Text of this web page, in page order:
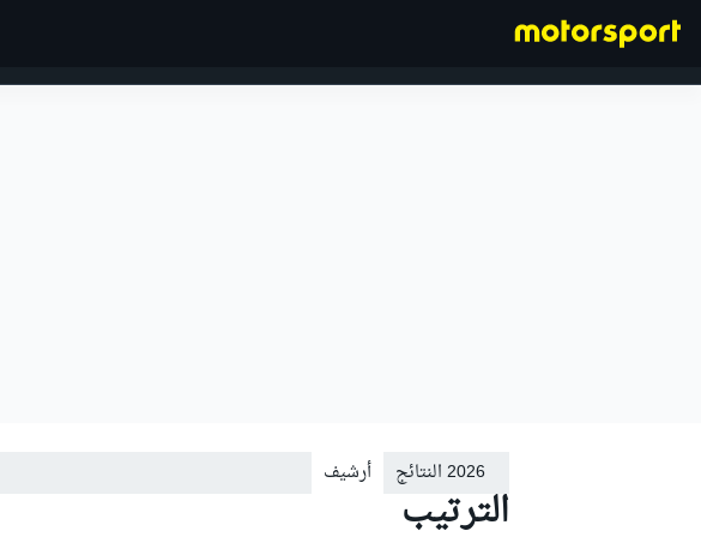
2026 النتائج
أرشيف
الترتيب